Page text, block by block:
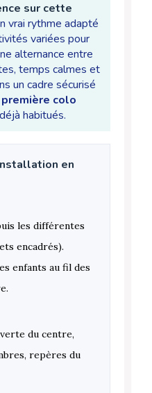
sur cette
vrai rythme adapté
variées pour
alternance entre
temps calmes et
un cadre sécurisé
première colo
habitués.
en
les différentes
encadrés).
enfants au fil des
du centre,
repères du